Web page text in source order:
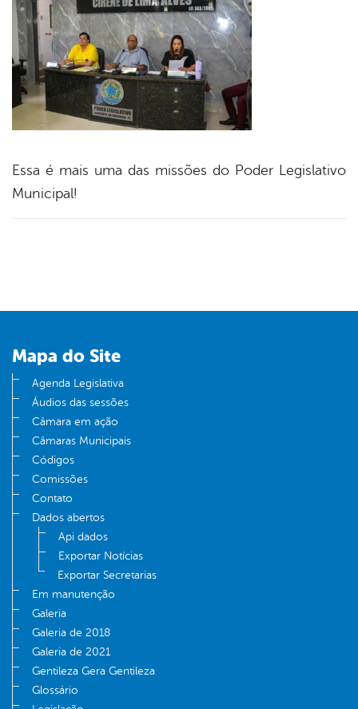
Essa é mais uma das missões do Poder Legislativo
Municipal!
Mapa do Site
Agenda Legislativa
Áudios das sessões
Câmara em ação
Câmaras Municipais
Códigos
Comissões
Contato
Dados abertos
Api dados
Exportar Notícias
Exportar Secretarias
Em manutenção
Galeria
Galeria de 2018
Galeria de 2021
Gentileza Gera Gentileza
Glossário